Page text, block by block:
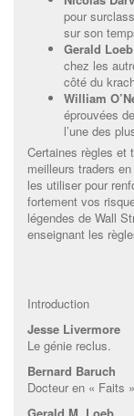
pour
sur son
Gerald Loeb
chez les
côté du
William
éprouvées
l’une des
Certaines règles et
meilleurs traders
les utiliser pour
fortement vos
légendes de Wall
enseignant les
Introduction
Jesse Livermore
Le génie reclus.
Bernard Baruch
Docteur en « Faits